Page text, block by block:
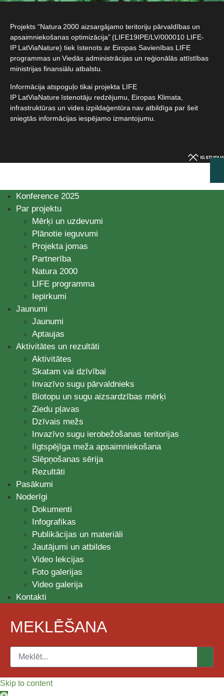
Projekts “Natura 2000 aizsargājamo teritoriju pārvaldības un
apsaimniekošanas optimizācija” (LIFE19IPE/LV/000010 LIFE-
IP LatViaNature) tiek īstenots ar Eiropas Savienības LIFE
programmas un Viedās administrācijas un reģionālās attīstības
ministrijas finansiālu atbalstu.​
Informācija atspoguļo tikai projekta LIFE
IP LatViaNature īstenotāju redzējumu, Eiropas Klimata,
infrastruktūras un vides izpildaģentūra nav atbildīga par šeit
sniegtās informācijas iespējamo izmantojumu.​
Konference 2025
Par projektu
Mērķi un uzdevumi
Plānotie ieguvumi
Projekta jomas
Partnerība
Natura 2000
LIFE programma
Iepirkumi
Jaunumi
Jaunumi
Aptaujas
Aktivitātes un rezultāti
Aktivitātes
Skatam vai dzīvībai
Invazīvo sugu pārvaldnieks
Biotopu un sugu aizsardzības mērķi
Ziedu pļavas
Dzīvais mežs
Invazīvo sugu ierobežošanas teritorijas
Ilgtspējīga meža apsaimniekošana
Slēpņošanas sērija
Rezultāti
Pasākumi
Noderīgi
Dokumenti
Infografikas
Publikācijas un materiāli
Jautājumi un atbildes
Video lekcijas
Foto galerijas
Video galerija
Kontakti
MEKLĒŠANA
Skip to content